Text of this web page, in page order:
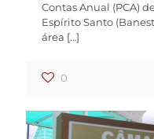
Contas Anual (PCA)
Espírito Santo
área […]
0